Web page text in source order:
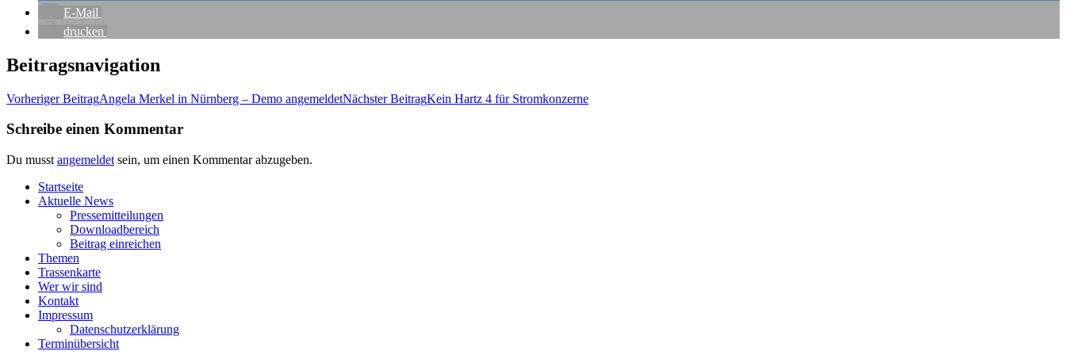
E‑Mail
dru­cken
Beitragsnavigation
Vorheriger BeitragAnge­la Mer­kel in Nürn­berg – Demo angemeldetNächster BeitragKein Hartz 4 für Stromkonzerne
Schreibe einen Kommentar
Du musst angemeldet sein, um einen Kommentar abzugeben.
Start­sei­te
Aktu­el­le News
Pres­se­mit­tei­lun­gen
Down­load­be­reich
Bei­trag einreichen
The­men
Tras­sen­kar­te
Wer wir sind
Kon­takt
Impres­sum
Daten­schutz­er­klä­rung
Ter­min­über­sicht